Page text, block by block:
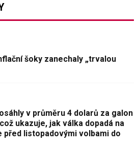
šoky zanechaly „trvalou
v průměru 4 dolarů za galon
ukazuje, jak válka dopadá na
listopadovými volbami do